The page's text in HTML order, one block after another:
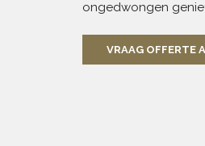
ongedwongen
VRAAG OFFERTE